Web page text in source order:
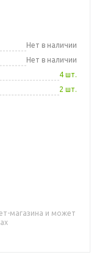
Нет в наличии
Нет в наличии
4 шт.
2 шт.
магазина и может